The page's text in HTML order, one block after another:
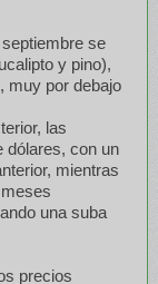
se
y pino),
muy por debajo
las
dólares, con un
mientras
una suba
precios